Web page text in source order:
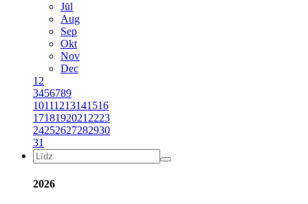
Jūl
Aug
Sep
Okt
Nov
Dec
1 2
3456789
10111213141516
1718192021 2223
24252627282930
31
2026